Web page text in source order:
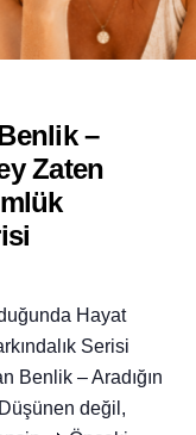
–
Zaten
Hayat
Serisi
Benlik – Aradığın
değil,